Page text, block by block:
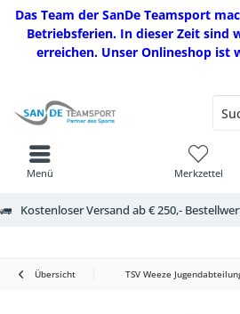
Das Team der SanDe Teamsport
Betriebsferien. In dieser Zeit sind
erreichen. Unser Onlineshop ist
Kostenloser Versand ab € 250,-
Merkzettel
Menü
Übersicht TSV Weeze